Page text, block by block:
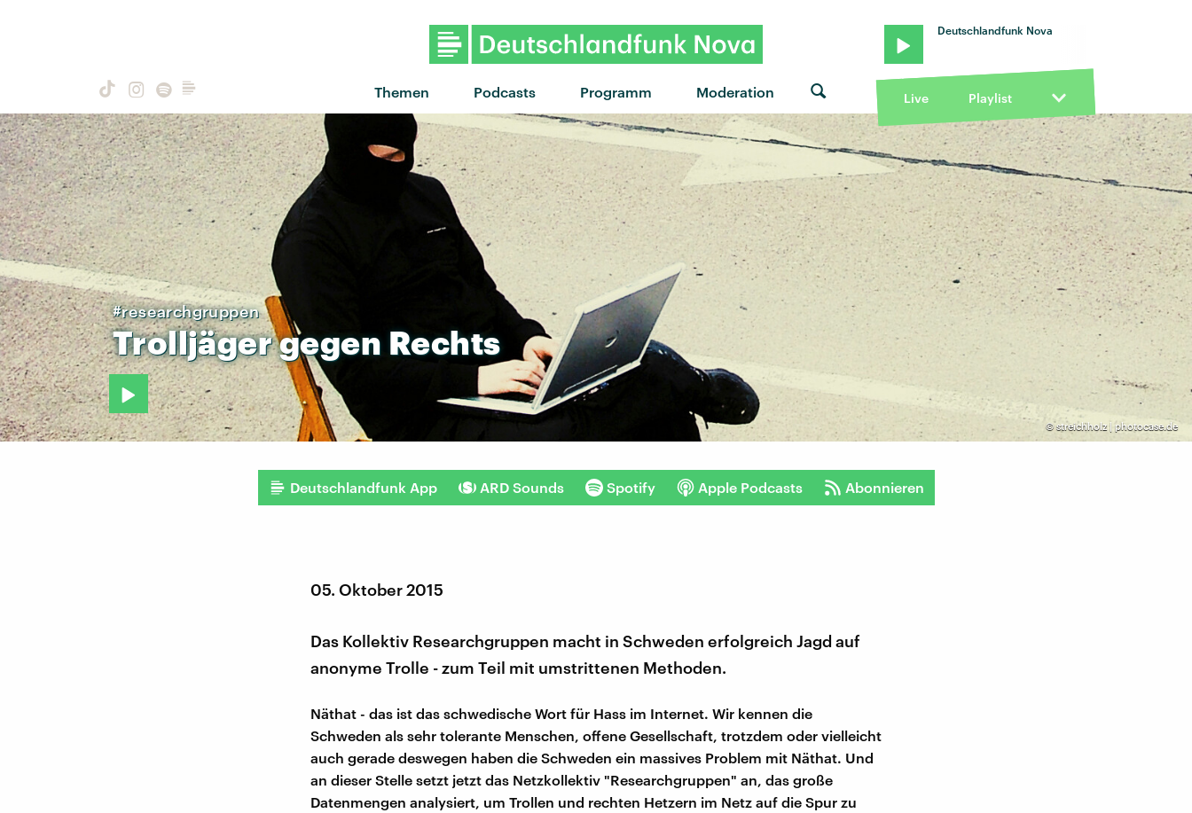
Themen Podcasts Programm Moderation
Deutschlandfunk Nova
Live Playlist
©streichholz | photocase.de
#researchgruppen
Trolljägergegen Rechts
Deutschlandfunk App ARD Sounds Spotify Apple Podcasts Abonnieren
05. Oktober 2015
Das Kollektiv Researchgruppen macht in Schweden erfolgreich Jagd auf
anonyme Trolle - zum Teil mit umstrittenen Methoden.
Näthat - das ist das schwedische Wort für Hass im Internet. Wir kennen die
Schweden als sehr tolerante Menschen, offene Gesellschaft, trotzdem oder vielleicht
auch gerade deswegen haben die Schweden ein massives Problem mit Näthat. Und
an dieser Stelle setzt jetzt das Netzkollektiv "Researchgruppen" an, das große
Datenmengen analysiert, um Trollen und rechten Hetzern im Netz auf die Spur zu